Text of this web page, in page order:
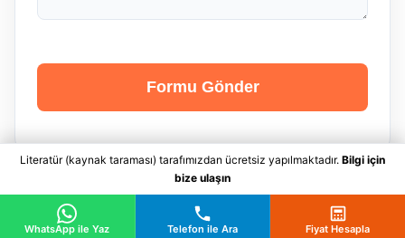
Formu Gönder
Literatür (kaynak taraması) tarafımızdan ücretsiz yapılmaktadır. Bilgi için
bize ulaşın
WhatsApp ile Yaz Telefon ile Ara Fiyat Hesapla